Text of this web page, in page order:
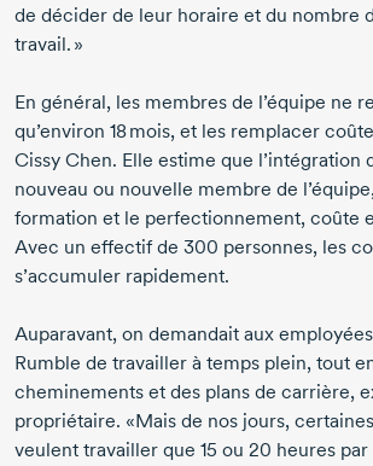
de décider de leur horaire et du nombre
travail. »
En général, les membres de l’équipe ne
qu’environ 18 mois, et les remplacer
Cissy Chen. Elle estime que l’intégration
nouveau ou nouvelle membre de
formation et le perfectionnement, coûte
Avec un effectif de 300 personnes, les
s’accumuler rapidement.
Auparavant, on demandait aux
Rumble de travailler à temps plein, tout
cheminements et des plans de carrière,
propriétaire. «Mais de nos jours,
veulent travailler que 15 ou 20 heures par